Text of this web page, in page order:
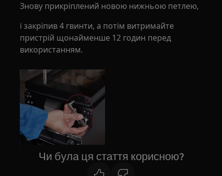
Знову прикріплений новою нижньою петлею,
і закріпив 4 гвинти, а потім витримайте
пристрій щонайменше 12 годин перед
використанням.
Чи була ця стаття корисною?